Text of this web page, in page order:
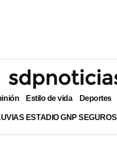
Estilo de vida Deportes
ESTADIO GNP SEGUROS